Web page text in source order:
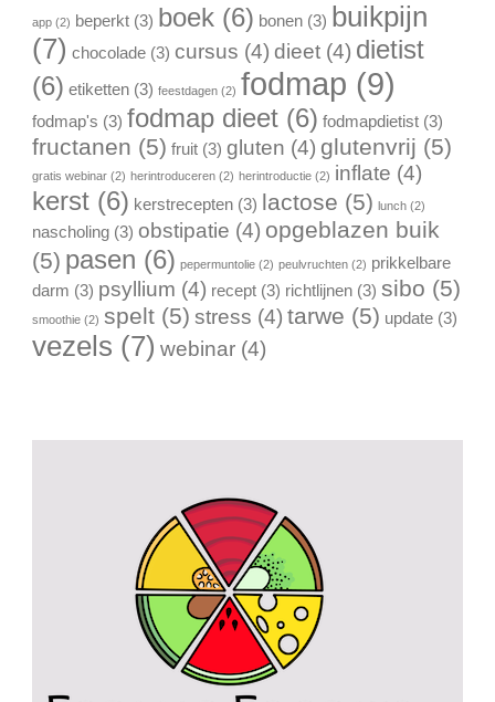
app (2) beperkt (3) boek (6) bonen (3) buikpijn
(7) chocolade (3) cursus (4) dieet (4) dietist
(6) etiketten (3) feestdagen (2) fodmap (9)
fodmap's (3) fodmap dieet (6) fodmapdietist (3)
fructanen (5) fruit (3) gluten (4) glutenvrij (5)
gratis webinar (2) herintroduceren (2) herintroductie (2) inflate (4)
kerst (6) kerstrecepten (3) lactose (5) lunch (2)
nascholing (3) obstipatie (4) opgeblazen buik
(5) pasen (6) pepermuntolie (2) peulvruchten (2) prikkelbare
darm (3) psyllium (4) recept (3) richtlijnen (3) sibo (5)
smoothie (2) spelt (5) stress (4) tarwe (5) update (3)
vezels (7) webinar (4)